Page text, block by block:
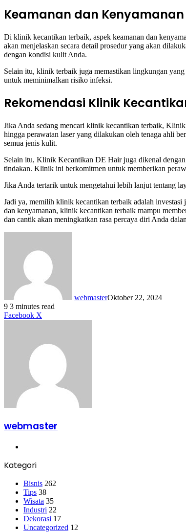
Keamanan dan
Di klinik kecantikan terbaik, aspek keamanan dan
akan menjelaskan secara detail prosedur yang akan
dengan kondisi kulit Anda.
Selain itu, klinik terbaik juga memastikan lingkungan
untuk meminimalkan risiko infeksi.
Rekomendasi Klinik
Jika Anda sedang mencari klinik kecantikan terbaik,
hingga perawatan laser yang dilakukan oleh tenaga ahli
semua jenis kulit.
Selain itu, Klinik Kecantikan DE Hair juga dikenal dengan
tindakan. Klinik ini berkomitmen untuk memberikan
Jika Anda tertarik untuk mengetahui lebih lanjut tentang
Jadi ya, memilih klinik kecantikan terbaik adalah investasi
dan kenyamanan, klinik kecantikan terbaik mampu
dan cantik akan meningkatkan rasa percaya diri Anda
webmasterOktober 22, 2024
9 3 minutes read
Facebook X
webmaster
Kategori
Bisnis 262
Tips 38
Wisata 35
Industri 22
Dekorasi 17
Uncategorized 12